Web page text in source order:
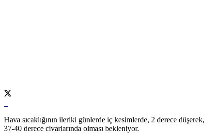
Hava sıcaklığının ileriki günlerde iç kesimlerde, 2 derece düşerek,
37-40 derece civarlarında olması bekleniyor.